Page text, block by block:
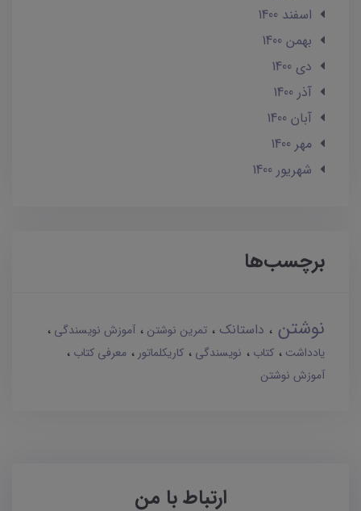
اسفند 1400
بهمن 1400
دی 1400
آذر 1400
آبان 1400
مهر 1400
شهریور 1400
برچسب‌ها
نوشتن داستانک تمرین نوشتن
آموزش نویسندگی
یادداشت
کتاب نویسندگی کاریکلماتور
معرفی کتاب
آموزش نوشتن
ارتباط با من